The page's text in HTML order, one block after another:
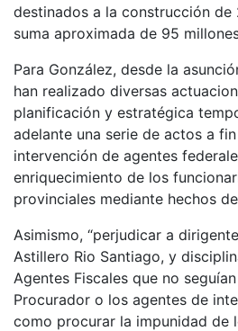
destinados a la construcción de
suma aproximada de 95
Para González, desde la
han realizado diversas
planificación y estratégica
adelante una serie de actos a
intervención de agentes
enriquecimiento de los
provinciales mediante hechos
Asimismo, “perjudicar a
Astillero Rio Santiago, y
Agentes Fiscales que no
Procurador o los agentes de
como procurar la impunidad de